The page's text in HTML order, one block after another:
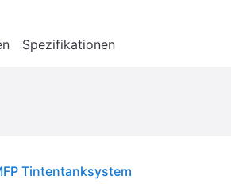
Spezifikationen
Tintentanksystem